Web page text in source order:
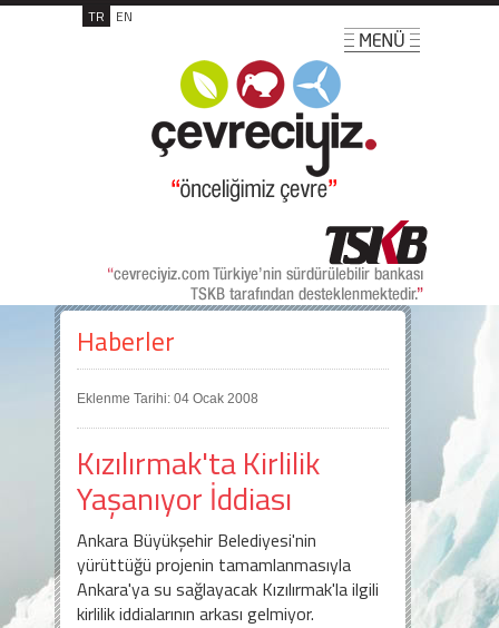
TR EN
Haberler
Eklenme Tarihi: 04 Ocak 2008
Kızılırmak'ta Kirlilik
Yaşanıyor İddiası
Ankara Büyükşehir Belediyesi'nin
yürüttüğü projenin tamamlanmasıyla
Ankara'ya su sağlayacak Kızılırmak'la ilgili
kirlilik iddialarının arkası gelmiyor.